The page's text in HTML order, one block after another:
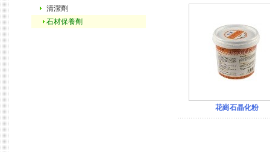
清潔劑
石材保養劑
花崗石晶化粉